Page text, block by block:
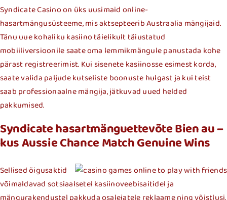
Syndicate Casino on üks uusimaid online-
hasartmängusüsteeme, mis aktsepteerib Austraalia mängijaid.
Tänu uue kohaliku kasiino täielikult täiustatud
mobiiliversioonile saate oma lemmikmängule panustada kohe
pärast registreerimist. Kui sisenete kasiinosse esimest korda,
saate valida paljude kutseliste boonuste hulgast ja kui teist
saab professionaalne mängija, jätkuvad uued helded
pakkumised.
Syndicate hasartmänguettevõte Bien au –
kus Aussie Chance Match Genuine Wins
Sellised õigusaktid
võimaldavad sotsiaalsetel kasiinoveebisaitidel ja